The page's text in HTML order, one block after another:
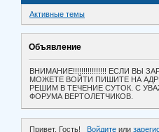
Активные темы
Объявление
ВНИМАНИЕ!!!!!!!!!!!!!!!! ЕСЛИ ВЫ
МОЖЕТЕ ВОЙТИ ПИШИТЕ НА
РЕШИМ В ТЕЧЕНИЕ СУТОК. С
ФОРУМА ВЕРТОЛЕТЧИКОВ.
Привет, Гость! Войдитеили